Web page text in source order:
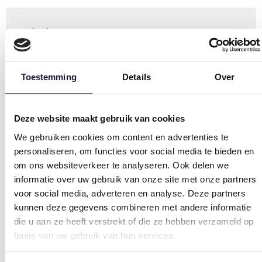
Toestemming Details Over
Deze website maakt gebruik van cookies
We gebruiken cookies om content en advertenties te
personaliseren, om functies voor social media te bieden en
om ons websiteverkeer te analyseren. Ook delen we
informatie over uw gebruik van onze site met onze partners
voor social media, adverteren en analyse. Deze partners
kunnen deze gegevens combineren met andere informatie
die u aan ze heeft verstrekt of die ze hebben verzameld op
basis van uw gebruik van hun services.
Zin in meer?
Wil jij voorbereid zijn op hackers in de
Hacking + Exam
’ neemt je mee in de mindset en
aanpak van een hacker zodat je in de toekomst
Relevante opleidingen
Functionele analyse: opleiding
Vlot werkende software en applicaties zijn
onmisbaar in je business. Je wil dan ook – als
functioneel analist (in spe) – garanderen dat
nieuwe softwareapplicaties de juiste
Bekijk deze opleiding
Bekijk
de
opleiding
"Functionele
analyse: